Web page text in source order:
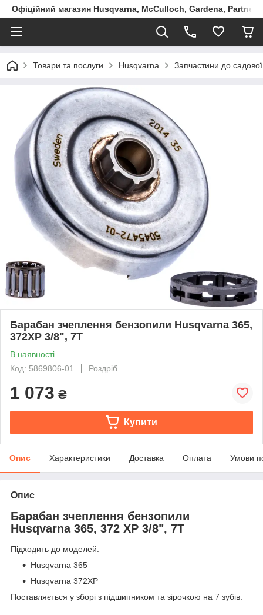
Офіційний магазин Husqvarna, McCulloch, Gardena, Partner
Товари та послуги Husqvarna Запчастини до
Барабан зчеплення бензопили Husqvarna 365,
372XP 3/8", 7T
В наявності
Код: 5869806-01
Роздріб
1 073 ₴
Купити
Опис Характеристики Доставка Оплата Умови
Опис
Барабан зчеплення бензопили
Husqvarna 365, 372 XP 3/8", 7T
Підходить до моделей:
Husqvarna 365
Husqvarna 372XP
Поставляється у зборі з підшипником та зірочкою на 7 зубів.